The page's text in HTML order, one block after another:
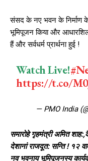
संसद के नए भवन के निर्माण के
भूमिपूजन किया और
हैं और सर्वधर्म प्रार्थना हुई !
Watch Live!
https://t.co/
— PMO India
समारोहे गृहमंत्री अमित
देशानां राजदूत: सन्ति ! १२
नव भवनाय भूमिपूजनस्य